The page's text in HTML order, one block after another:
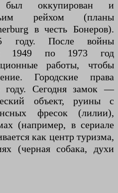
был оккупирован и
рейхом (планы
в честь Бонеров).
году. После войны
с 1949 по 1973 год
работы, чтобы
Городские права
году. Сегодня замок —
объект, руины с
фресок (лилии),
(например, в сериале
как центр туризма,
(черная собака, духи